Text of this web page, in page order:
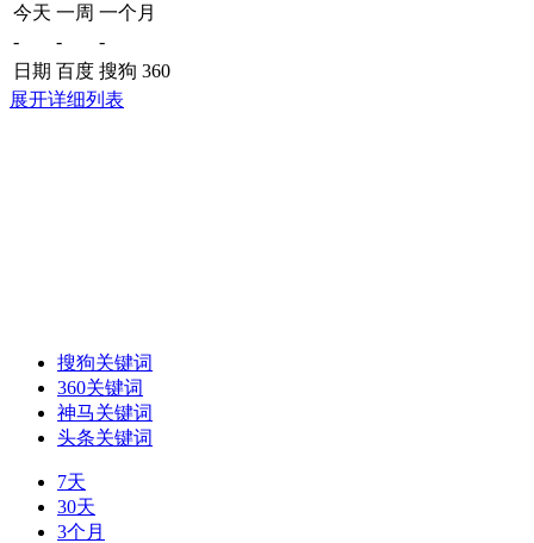
今天 一周 一个月
-
-
-
日期 百度 搜狗 360
展开详细列表
搜狗关键词
360关键词
神马关键词
头条关键词
7天
30天
3个月